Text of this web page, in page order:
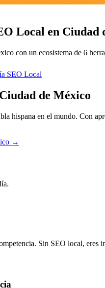
Local en Ciudad
con un ecosistema de 6
SEO Local
Ciudad de México
hispana en el mundo. Con
→
Sin SEO local, eres